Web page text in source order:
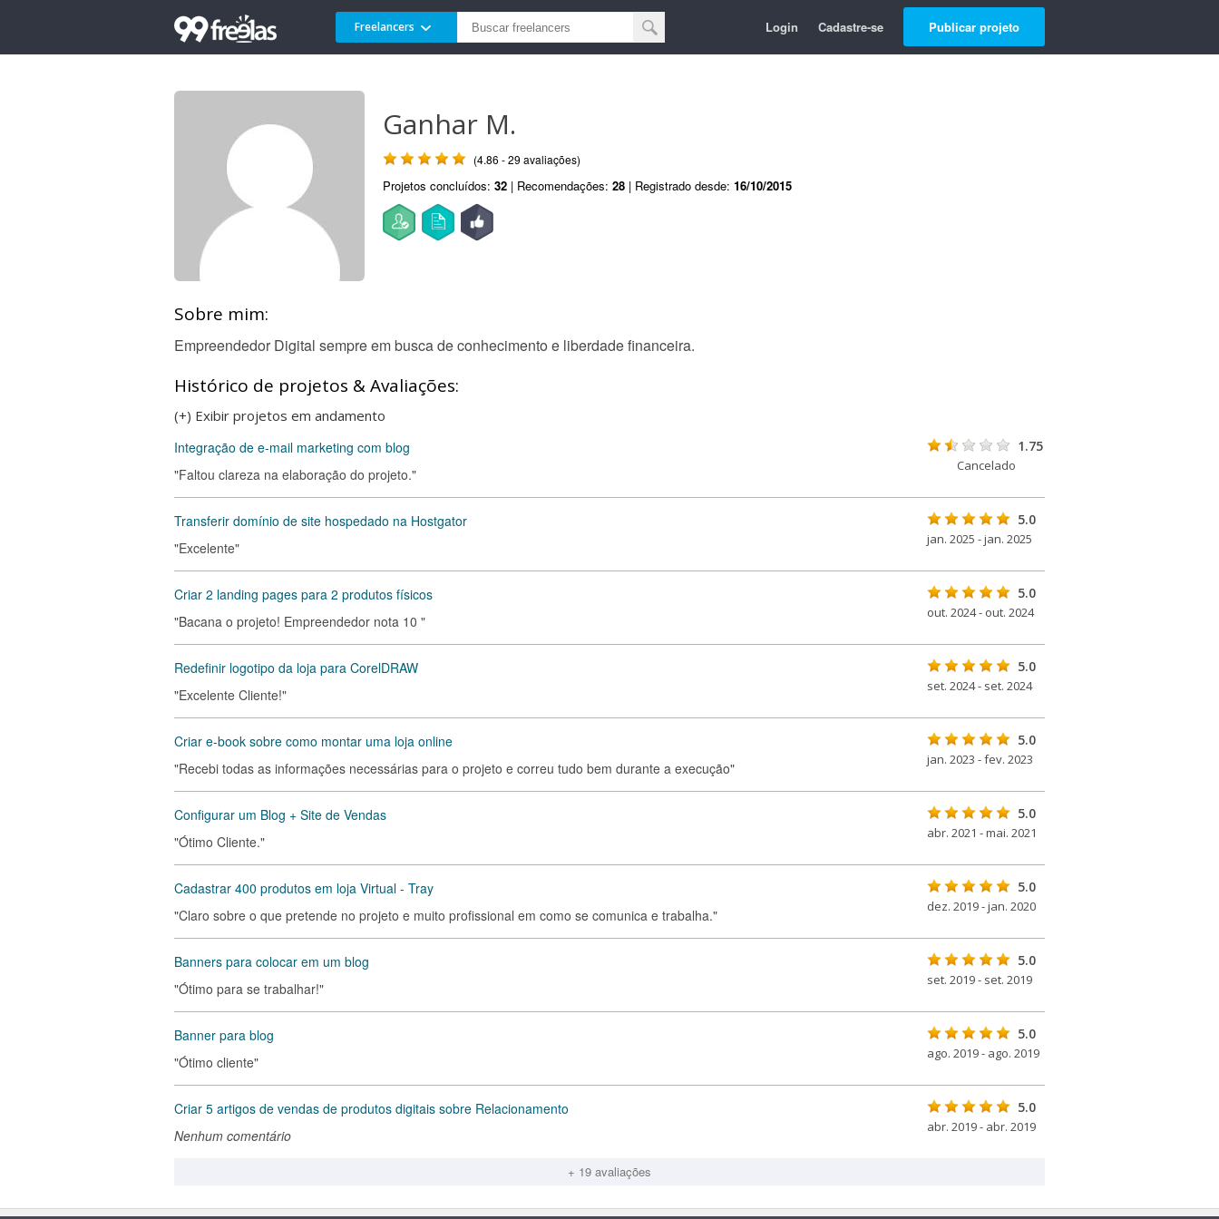
Freelancers Login Cadastre-se Publicar projeto
Ganhar M.
(4.86 - 29 avaliações)
Projetos concluídos: 32 | Recomendações: 28 | Registrado desde: 16/10/2015
Sobre mim:
Empreendedor Digital sempre em busca de conhecimento e liberdade financeira.
Histórico de projetos & Avaliações:
(+) Exibir projetos em andamento
Integração de e-mail marketing com blog
"Faltou clareza na elaboração do projeto."
1.75
Cancelado
Transferir domínio de site hospedado na Hostgator
"Excelente"
5.0
jan. 2025 - jan. 2025
Criar 2 landing pages para 2 produtos físicos
"Bacana o projeto! Empreendedor nota 10 "
5.0
out. 2024 - out. 2024
Redefinir logotipo da loja para CorelDRAW
"Excelente Cliente!"
5.0
set. 2024 - set. 2024
Criar e-book sobre como montar uma loja online
"Recebi todas as informações necessárias para o projeto e correu tudo bem durante a execução"
5.0
jan. 2023 - fev. 2023
Configurar um Blog + Site de Vendas
"Ótimo Cliente."
5.0
abr. 2021 - mai. 2021
Cadastrar 400 produtos em loja Virtual - Tray
"Claro sobre o que pretende no projeto e muito profissional em como se comunica e trabalha."
5.0
dez. 2019 - jan. 2020
Banners para colocar em um blog
"Ótimo para se trabalhar!"
5.0
set. 2019 - set. 2019
Banner para blog
"Ótimo cliente"
5.0
ago. 2019 - ago. 2019
Criar 5 artigos de vendas de produtos digitais sobre Relacionamento
Nenhum comentário
5.0
abr. 2019 - abr. 2019
+ 19 avaliações